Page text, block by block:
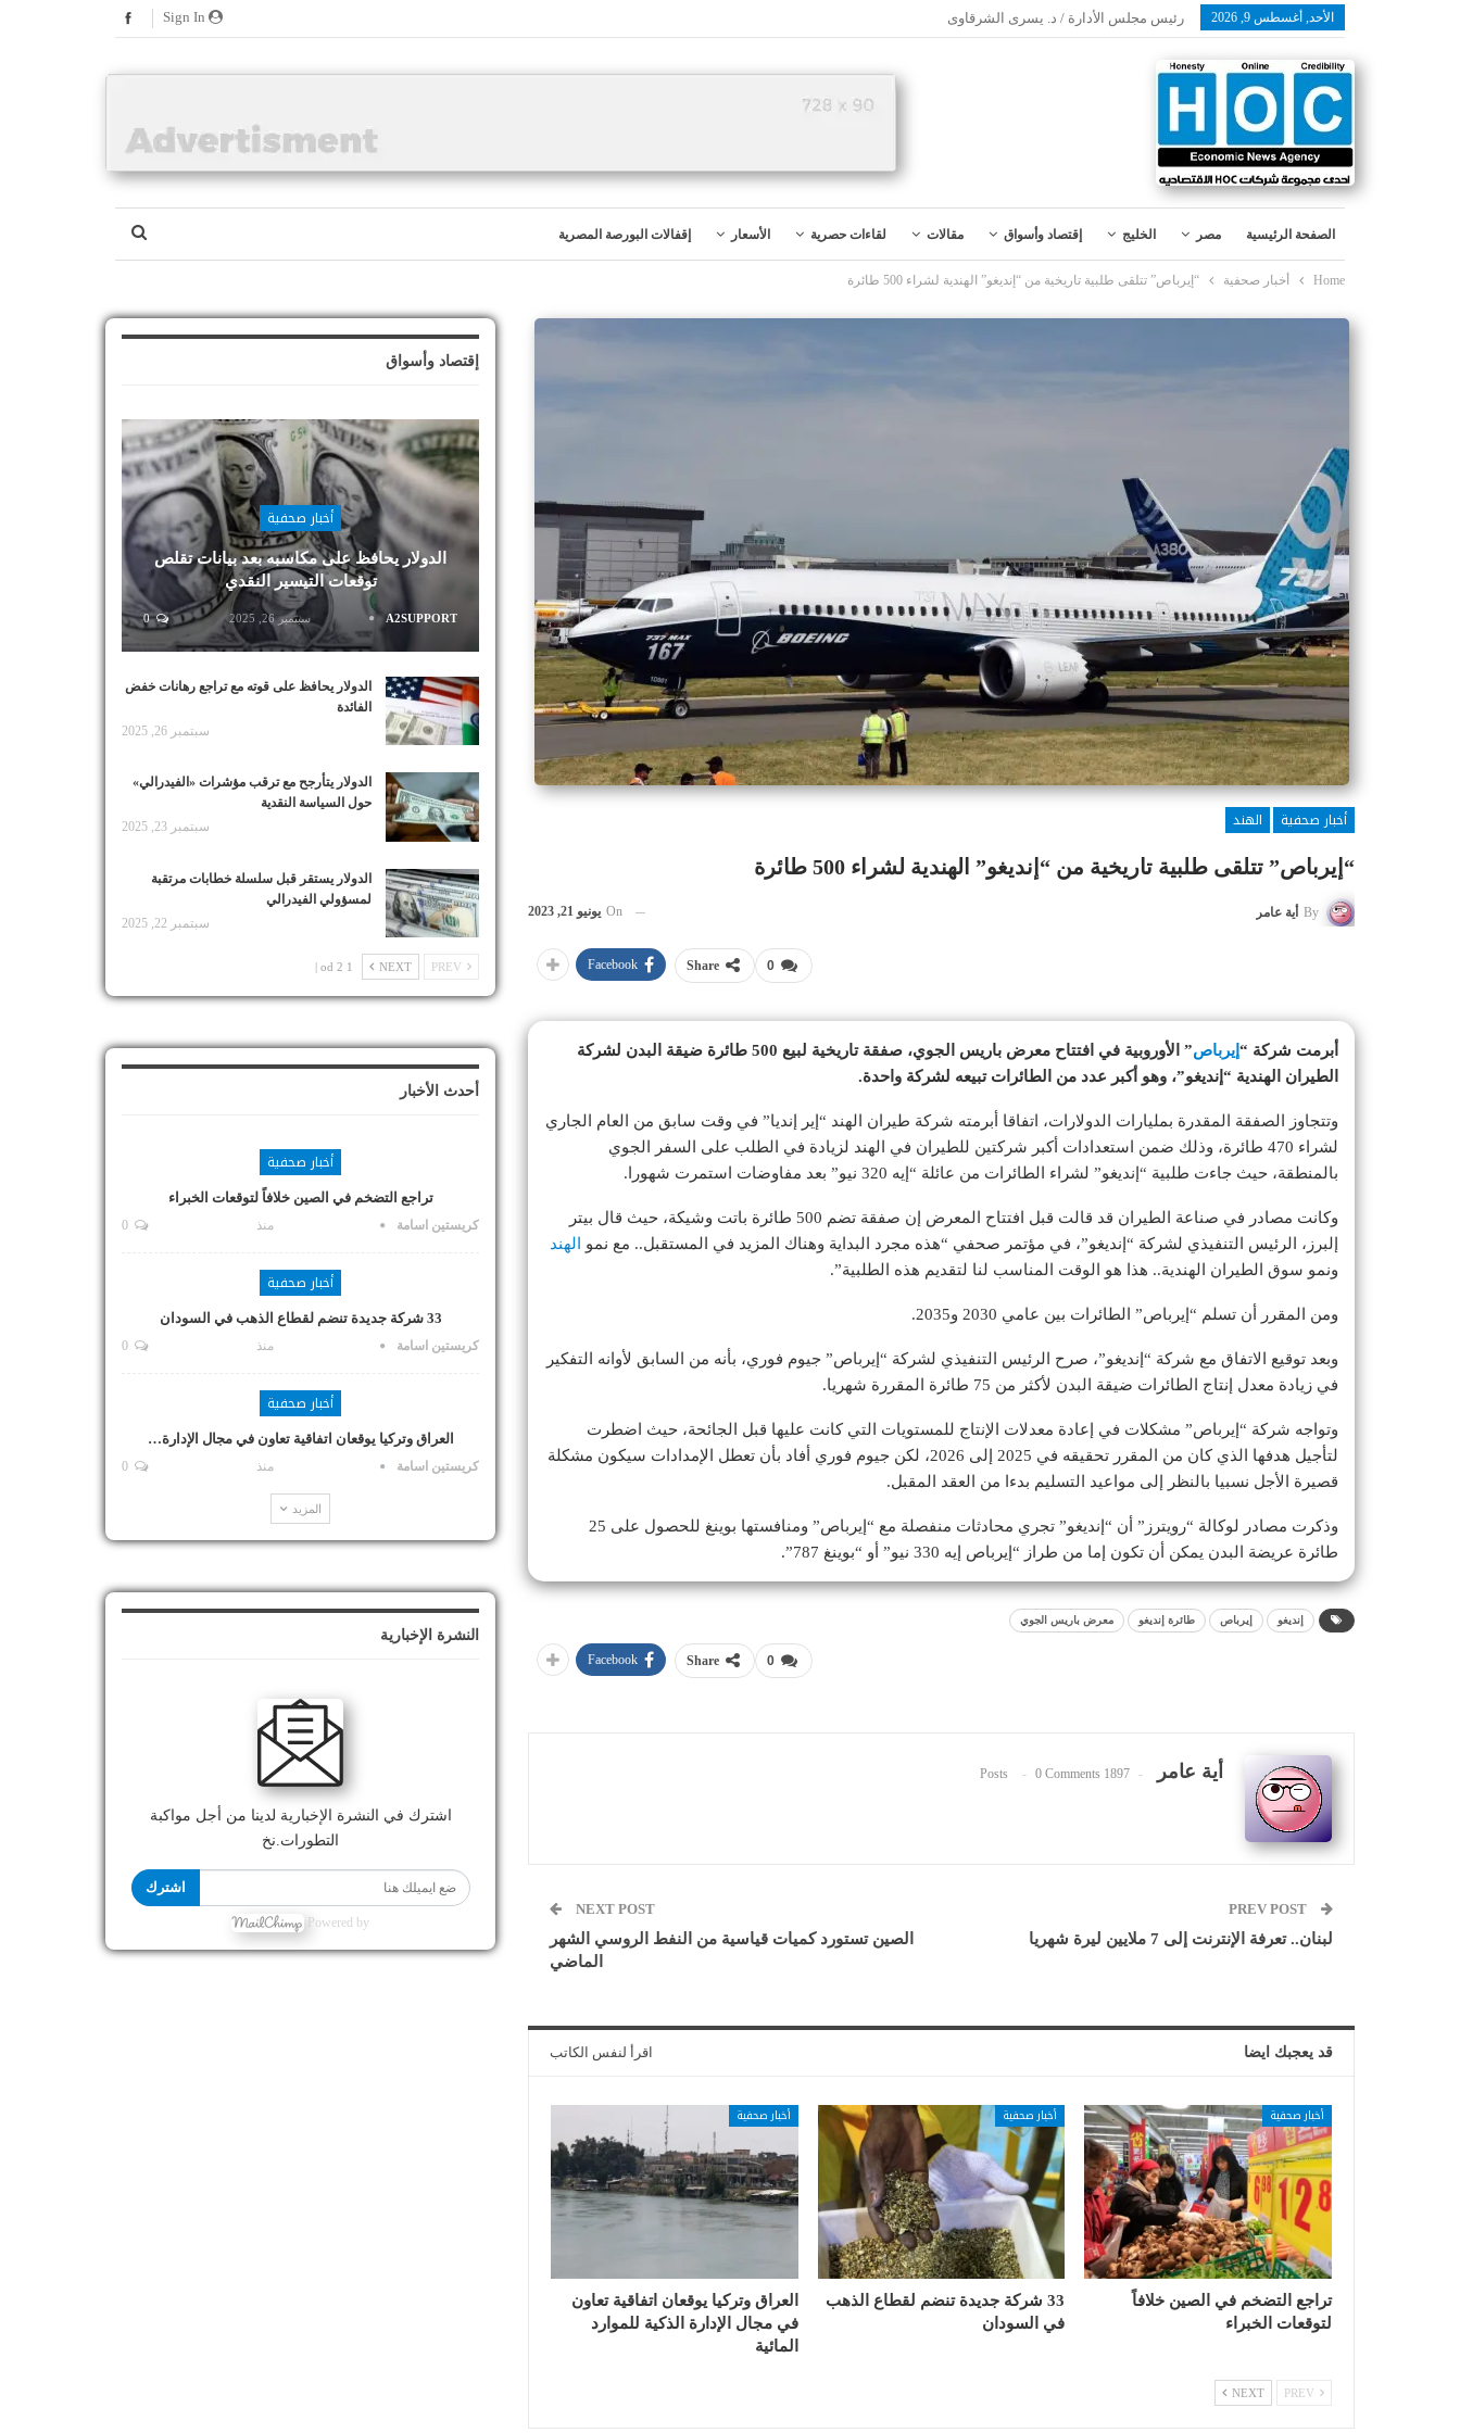
الأحد, أغسطس 9, 2026 رئيس مجلس الأدارة / د. يسرى الشرقاوى
الصفحة الرئيسية مصر الخليج إقتصاد وأسواق مقالات لقاءات حصرية الأسعار إقفالات البورصة المصرية
Home أخبار صحفية “إيرباص” تتلقى طلبية تاريخية من “إنديغو” الهندية لشراء 500 طائرة
أخبار صحفية
الهند
“إيرباص” تتلقى طلبية تاريخية من “إنديغو” الهندية لشراء 500 طائرة
By أية عامر On يونيو 21, 2023
0
Share
Facebook
أبرمت شركة “إيرباص
” الأوروبية في افتتاح معرض باريس الجوي، صفقة تاريخية لبيع 500 طائرة ضيقة البدن لشركة
الطيران الهندية “إنديغو”، وهو أكبر عدد من الطائرات تبيعه لشركة واحدة.
وتتجاوز الصفقة المقدرة بمليارات الدولارات، اتفاقا أبرمته شركة طيران الهند “إير إنديا” في وقت سابق من العام الجاري
لشراء 470 طائرة، وذلك ضمن استعدادات أكبر شركتين للطيران في الهند لزيادة في الطلب على السفر الجوي
بالمنطقة، حيث جاءت طلبية “إنديغو” لشراء الطائرات من عائلة “إيه 320 نيو” بعد مفاوضات استمرت شهورا.
وكانت مصادر في صناعة الطيران قد قالت قبل افتتاح المعرض إن صفقة تضم 500 طائرة باتت وشيكة، حيث قال بيتر
إلبرز، الرئيس التنفيذي لشركة “إنديغو”، في مؤتمر صحفي “هذه مجرد البداية وهناك المزيد في المستقبل.. مع نمو
الهند
ونمو سوق الطيران الهندية.. هذا هو الوقت المناسب لنا لتقديم هذه الطلبية”.
ومن المقرر أن تسلم “إيرباص” الطائرات بين عامي 2030 و2035.
وبعد توقيع الاتفاق مع شركة “إنديغو”، صرح الرئيس التنفيذي لشركة “إيرباص” جيوم فوري، بأنه من السابق لأوانه التفكير
في زيادة معدل إنتاج الطائرات ضيقة البدن لأكثر من 75 طائرة المقررة شهريا.
وتواجه شركة “إيرباص” مشكلات في إعادة معدلات الإنتاج للمستويات التي كانت عليها قبل الجائحة، حيث اضطرت
لتأجيل هدفها الذي كان من المقرر تحقيقه في 2025 إلى 2026، لكن جيوم فوري أفاد بأن تعطل الإمدادات سيكون مشكلة
قصيرة الأجل نسبيا بالنظر إلى مواعيد التسليم بدءا من العقد المقبل.
وذكرت مصادر لوكالة “رويترز” أن “إنديغو” تجري محادثات منفصلة مع “إيرباص” ومنافستها بوينغ للحصول على 25
طائرة عريضة البدن يمكن أن تكون إما من طراز “إيرباص إيه 330 نيو” أو “بوينغ 787”.
إنديغو إيرباص طائرة إنديغو معرض باريس الجوي
0
Share
Facebook
أية عامر 1897 Posts
0 Comments
لبنان.. تعرفة الإنترنت إلى 7 ملايين ليرة شهريا
NEXT POST
الصين تستورد كميات قياسية من النفط الروسي الشهر
الماضي
قد يعجبك ايضا اقرأ لنفس الكاتب
أخبار صحفية
تراجع التضخم في الصين خلافاً
لتوقعات الخبراء
أخبار صحفية
33 شركة جديدة تنضم لقطاع الذهب
في السودان
أخبار صحفية
العراق وتركيا يوقعان اتفاقية تعاون
في مجال الإدارة الذكية للموارد
المائية
NEXT
إقتصاد وأسواق
أخبار صحفية
الدولار يحافظ على مكاسبه بعد بيانات تقلص
توقعات التيسير النقدي
A2SUPPORT سبتمبر 26, 2025 0
الدولار يحافظ على قوته مع تراجع رهانات خفض
الفائدة
سبتمبر 26, 2025
الدولار يتأرجح مع ترقب مؤشرات «الفيدرالي»
حول السياسة النقدية
سبتمبر 23, 2025
الدولار يستقر قبل سلسلة خطابات مرتقبة
لمسؤولي الفيدرالي
سبتمبر 22, 2025
NEXT
1 od 2 |
أحدث الأخبار
أخبار صحفية
تراجع التضخم في الصين خلافاً لتوقعات الخبراء
كريستين اسامة منذ
أخبار صحفية
33 شركة جديدة تنضم لقطاع الذهب في السودان
كريستين اسامة منذ
أخبار صحفية
العراق وتركيا يوقعان اتفاقية تعاون في مجال الإدارة…
كريستين اسامة منذ
المزيد
النشرة الإخبارية
اشترك في النشرة الإخبارية لدينا من أجل مواكبة
التطورات.نخ
اشترك
Powered by